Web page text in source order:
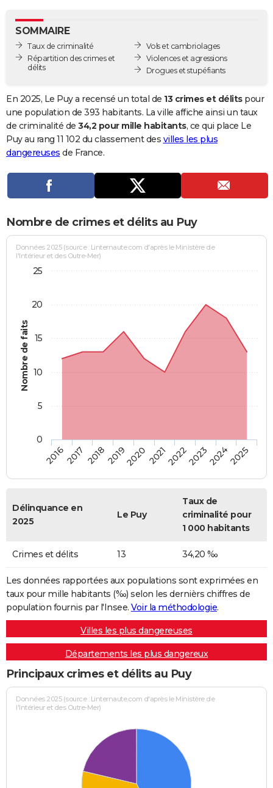
GUIDES D'ACHAT
BONS PLANS
Carte de Noël
Carte Bonne année
Carte Saint-Valentin
Carte Pâques
Carte d'anniversaire
DICTIONNAIRE
Dictionnaire
Biographies
Citations
Expressions
Proverbes
PROGRAMME TV
Se connecter
Entreprises
Service militaire
Avis de recherche
AVIS DE DÉCÈS
Bricolage
Lifestyle
Culture
Sport
Auto
Television
Voyage
Cinema
SOMMAIRE
Taux de criminalité
Répartition des crimes et
délits
Vols et cambriolages
Violences et agressions
Drogues et stupéfiants
En 2025, Le Puy a recensé un total de 13 crimes et délitspour
une population de 393 habitants. La ville affiche ainsi un taux
de criminalité de 34,2 pour mille habitants, ce qui place Le
Puy au rang 11 102 du classement des villes les plus
dangereuses de France.
Nombre de crimes et délits au Puy
Nombre de faits
Données 2025 (source : Linternaute.com d'après le Ministère de
l'Intérieur et des Outre-Mer)
20162017 20182019202020212022202320242025
0
5
10
15
20
25
Délinquance en
2025
Le Puy
Taux de
criminalité pour
1 000 habitants
Crimes et délits 13 34,20 ‰
Les données rapportées aux populations sont exprimées en
taux pour mille habitants (‰) selon les dernièrs chiffres de
population fournis par l'Insee. Voir la méthodologie.
Villes les plus dangereuses
Départements les plus dangereux
Principaux crimes et délits au Puy
Données 2025 (source : Linternaute.com d'après le Ministère de
l'Intérieur et des Outre-Mer)